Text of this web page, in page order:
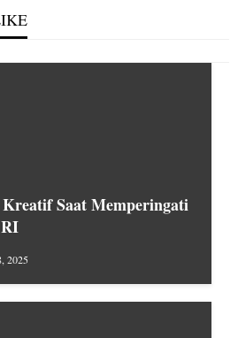
Saat Memperingati
2025